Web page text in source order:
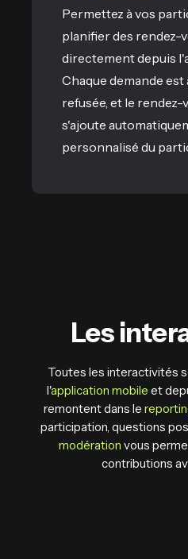
Permettez à vos
planifier des rendez-
directement depuis
Chaque demande
refusée, et le
s'ajoute
personnalisé du
Les
Toutes les interactivités
l'application mobile et
remontent dans le
participation, questions
modération vous
contributions